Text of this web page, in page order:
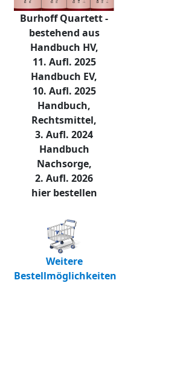
Burhoff Quartett -
bestehend aus
Handbuch HV,
11. Aufl. 2025
Handbuch EV,
10. Aufl. 2025
Handbuch,
Rechtsmittel,
3. Aufl. 2024
Handbuch
Nachsorge,
2. Aufl. 2026
hier bestellen
Weitere
Bestellmöglichkeiten